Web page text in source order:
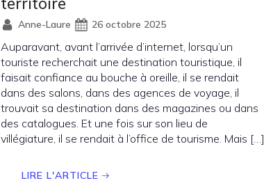
Anne-Laure 26 octobre 2025
Auparavant, avant l’arrivée d’internet, lorsqu’un
touriste recherchait une destination touristique, il
faisait confiance au bouche à oreille, il se rendait
dans des salons, dans des agences de voyage, il
trouvait sa destination dans des magazines ou dans
des catalogues. Et une fois sur son lieu de
villégiature, il se rendait à l’office de tourisme. Mais […]
LIRE L'ARTICLE